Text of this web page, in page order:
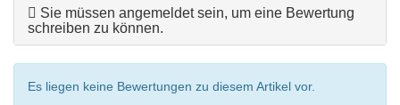
Sie müssen angemeldet sein, um eine Bewertung
schreiben zu können.
Es liegen keine Bewertungen zu diesem Artikel vor.